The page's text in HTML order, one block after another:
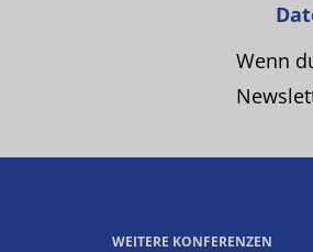
Wenn
WEITERE KONFERENZEN